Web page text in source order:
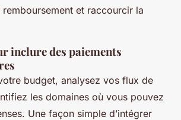
et raccourcir la
inclure des paiements
budget, analysez vos flux de
les domaines où vous pouvez
Une façon simple d’intégrer